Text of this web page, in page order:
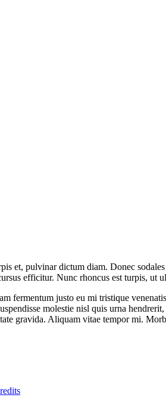
et, pulvinar dictum diam. Donec
efficitur. Nunc rhoncus est turpis, ut
fermentum justo eu mi tristique
molestie nisl quis urna
gravida. Aliquam vitae tempor mi.